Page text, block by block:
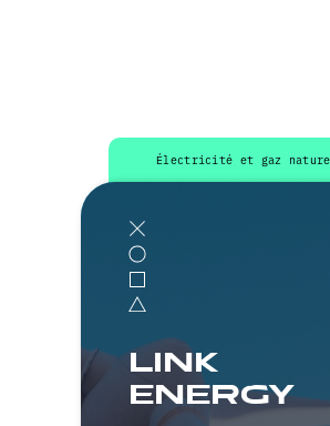
Électricité et gaz
link
energy